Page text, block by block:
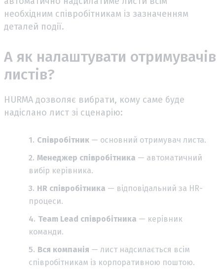
необхідним співробітникам із зазначенням
деталей події.
А як налаштувати отримувачів
листів?
HURMA дозволяє вибрати, кому саме буде
надіслано лист зі сценарію:
Співробітник — основний отримувач листа.
Менеджер співробітника — автоматичний
вибір керівника.
HR співробітника — відповідальний за HR-
процеси.
Team Lead співробітника — керівник
команди.
Вся компанія — лист надсилається всім
співробітникам із корпоративною поштою.